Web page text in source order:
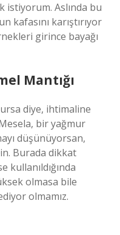
Aslında bu
kafasını karıştırıyor
girince bayağı
Mantığı
diye, ihtimaline
bir yağmur
düşünüyorsan,
Burada dikkat
kullanıldığında
olmasa bile
olmamız.